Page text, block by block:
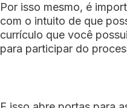
Por isso mesmo, é
com o intuito de que
currículo que você
para participar do